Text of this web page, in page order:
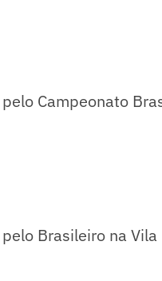
Campeonato
Brasileiro na